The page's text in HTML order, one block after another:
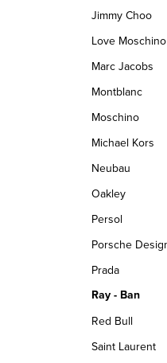
Jimmy Choo
Love Moschino
Marc Jacobs
Montblanc
Moschino
Michael Kors
Neubau
Oakley
Persol
Porsche
Prada
Ray - Ban
Red Bull
Saint Laurent